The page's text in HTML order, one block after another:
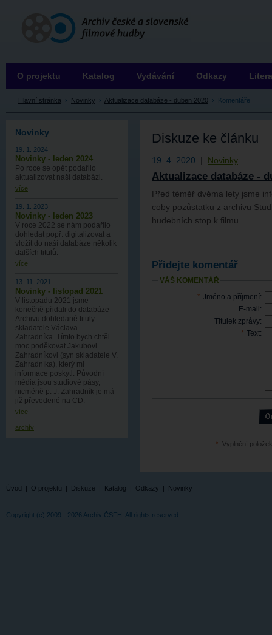
Archiv ČSFH
Diskuze ke článku
19. 4. 2020 | Novinky
Aktualizace databáze -
Před téměř dvěma lety jsme
coby pozůstatku z archivu
hudebních stop k filmu.
Přidejte komentář
VÁŠ KOMENTÁŘ
* Jméno a příjmení:
E-mail:
Titulek zprávy:
* Text:
* Vyplnění
Hlavní stránka › Novinky › Aktualizace databáze - duben 2020 › Komentáře
O projektu Katalog Vydávání Odkazy
Novinky
19. 1. 2024
Novinky - leden 2024
Po roce se opět podařilo
aktualizovat naší databázi.
více
19. 1. 2023
Novinky - leden 2023
V roce 2022 se nám podařilo
dohledat popř. digitalizovat a
vložit do naší databáze několik
dalších titulů.
více
13. 11. 2021
Novinky - listopad 2021
V listopadu 2021 jsme
konečně přidali do databáze
Archivu dohledané tituly
skladatele Václava
Zahradníka. Tímto bych chtěl
moc poděkovat Jakubovi
Zahradníkovi (syn skladatele V.
Zahradníka), který mi
informace poskytl. Původní
média jsou studiové pásy,
nicméně p. J. Zahradník je má
již převedené na CD.
více
archív
Úvod | O projektu | Diskuze | Katalog | Odkazy | Novinky
Copyright (c) 2009 - 2026 Archiv ČSFH. All rights reserved.